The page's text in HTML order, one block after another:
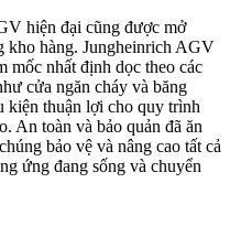
hiện đại cũng được mở
kho hàng. Jungheinrich AGV
mốc nhất định dọc theo các
cửa ngăn cháy và băng
kiện thuận lợi cho quy trình
An toàn và bảo quản đã ăn
bảo vệ và nâng cao tất cả
ứng đang sống và chuyển